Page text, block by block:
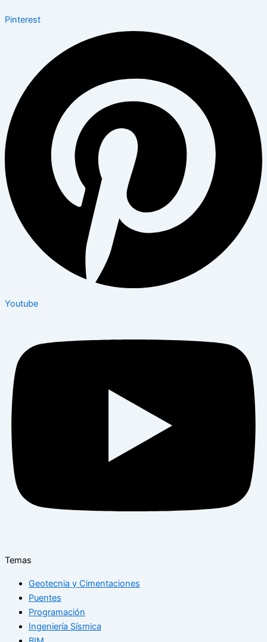
Pinterest
Youtube
Temas
Geotecnia y Cimentaciones
Puentes
Programación
Ingeniería Sísmica